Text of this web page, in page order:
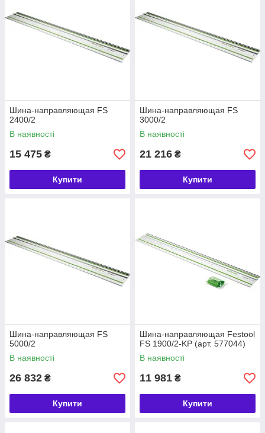
Шина-направляющая FS
2400/2
В наявності
15 475 ₴
Купити
Шина-направляющая FS
3000/2
В наявності
21 216 ₴
Купити
Шина-направляющая FS
5000/2
В наявності
26 832 ₴
Купити
Шина-направляющая Festool
FS 1900/2-KP (арт. 577044)
В наявності
11 981 ₴
Купити